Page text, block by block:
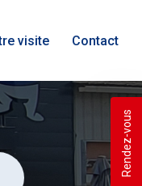
Rendez-vous
visite Contact